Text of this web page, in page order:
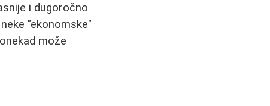
i dugoročno
"ekonomske"
može